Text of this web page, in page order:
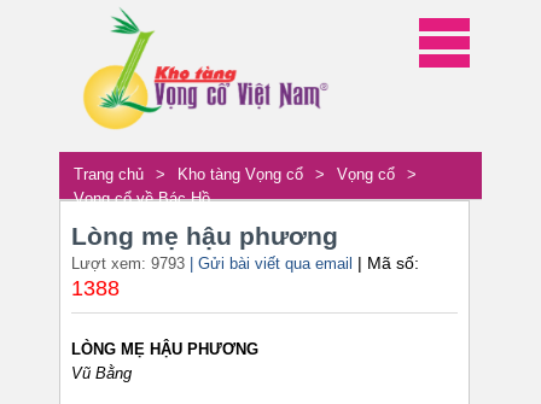
Trang chủ > Kho tàng Vọng cổ > Vọng cổ
>
Vọng cổ về Bác Hồ
Lòng mẹ hậu phương
Lượt xem: 9793 | Gửi bài viết qua email | Mã số:
1388
LÒNG MẸ HẬU PHƯƠNG
Vũ Bằng